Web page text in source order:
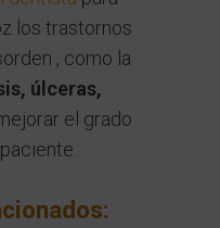
los trastornos
, como la
úlceras,
el grado